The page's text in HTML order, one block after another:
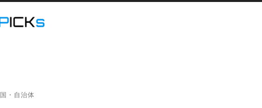
国・自治体